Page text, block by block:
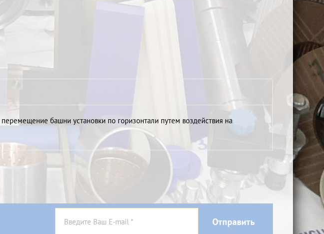
башни установки по горизонтали путем воздействия на
Отправить